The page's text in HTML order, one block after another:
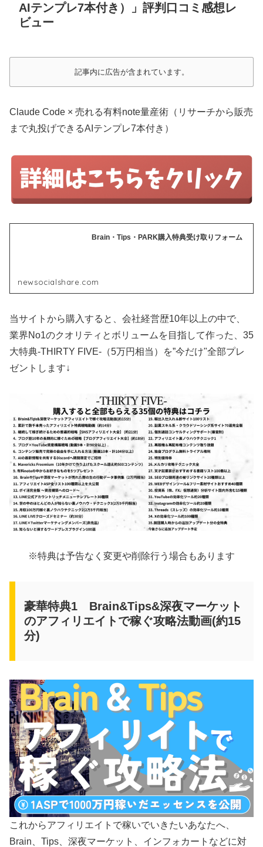
AIテンプレ7本付き）」評判口コミ感想レ
ビュー
記事内に広告が含まれています。
Claude Code × 売れる有料note量産術（リサーチから販売
まで丸投げできるAIテンプレ7本付き）
Brain・Tips・PARK購入特典受け取りフォーム
newsocialshare.com
当サイトから購入すると、会社経営歴10年以上の中で、
業界No1のクオリティとボリュームを目指して作った、35
大特典-THIRTY FIVE-（5万円相当）を”今だけ"全部プレ
ゼントします↓
※特典は予告なく変更や削除行う場合もあります
豪華特典1 Brain&Tips&深夜マーケット
のアフィリエイトで稼ぐ攻略法動画(約15
分)
これからアフィリエイトで稼いでいきたいあなたへ、
Brain、Tips、深夜マーケット、インフォカートなどに対